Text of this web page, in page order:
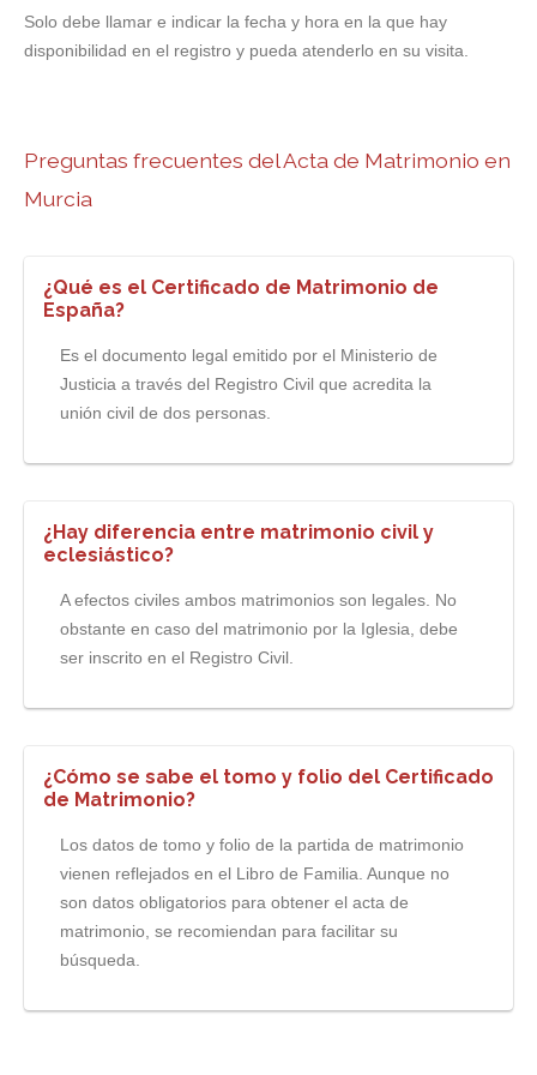
Solo debe llamar e indicar la fecha y hora en la que hay
disponibilidad en el registro y pueda atenderlo en su visita.
Preguntas frecuentes del Acta de Matrimonio en
Murcia
¿Qué es el Certificado de Matrimonio de
España?
Es el documento legal emitido por el Ministerio de
Justicia a través del Registro Civil que acredita la
unión civil de dos personas.
¿Hay diferencia entre matrimonio civil y
eclesiástico?
A efectos civiles ambos matrimonios son legales. No
obstante en caso del matrimonio por la Iglesia, debe
ser inscrito en el Registro Civil.
¿Cómo se sabe el tomo y folio del Certificado
de Matrimonio?
Los datos de tomo y folio de la partida de matrimonio
vienen reflejados en el Libro de Familia. Aunque no
son datos obligatorios para obtener el acta de
matrimonio, se recomiendan para facilitar su
búsqueda.